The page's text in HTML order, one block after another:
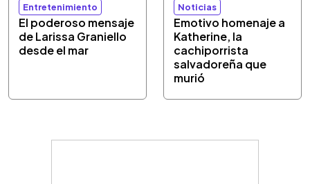
Entretenimiento
El poderoso mensaje
de Larissa Graniello
desde el mar
Noticias
Emotivo homenaje a
Katherine, la
cachiporrista
salvadoreña que
murió